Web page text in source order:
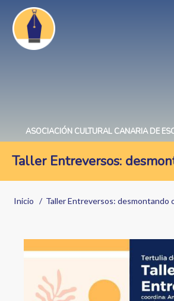
Pasar
contenido
principal
ASOCIACIÓN CULTURAL CANARIA DE
Taller Entreversos:
Sobrescribir
de
ayuda
la
Inicio Taller Entreversos: desmontando